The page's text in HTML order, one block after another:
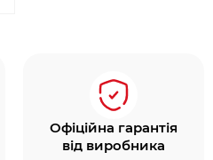
Офіційна гарантія
від виробника